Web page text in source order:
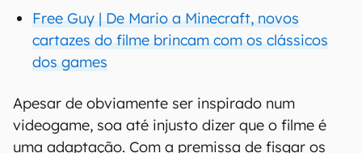
Free Guy | De Mario a Minecraft, novos
cartazes do filme brincam com os clássicos
dos games
Apesar de obviamente ser inspirado num
videogame, soa até injusto dizer que o filme é
uma adaptação. Com a premissa de fisgar os